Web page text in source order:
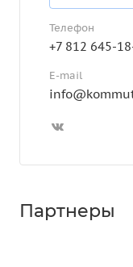
Телефон
+7 812 645-
E-mail
Партнеры